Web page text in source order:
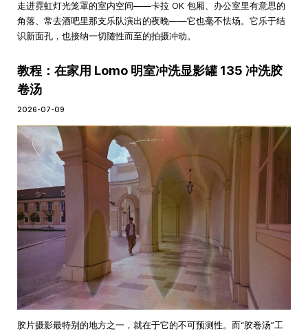
走进霓虹灯光笼罩的室内空间——卡拉 OK 包厢、办公室里有意思的
角落、常去酒吧里那支乐队演出的夜晚——它也毫不怯场。它乐于结
识新面孔，也接纳一切随性而至的拍摄冲动。
教程：在家用 Lomo 明室冲洗显影罐 135 冲洗胶
卷汤
2026-07-09
胶片摄影最特别的地方之一，就在于它的不可预测性。而“胶卷汤”工